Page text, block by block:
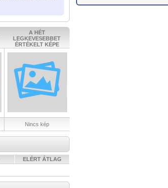
A HÉT
LEGKEVESEBBET
ÉRTÉKELT KÉPE
Nincs kép
ELÉRT ÁTLAG